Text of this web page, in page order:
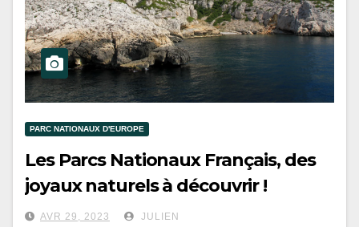
PARC NATIONAUX D'EUROPE
Les Parcs Nationaux Français, des
joyaux naturels à découvrir !
AVR 29, 2023 JULIEN